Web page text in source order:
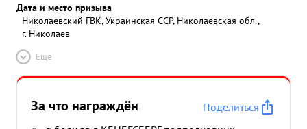
Дата и место призыва
Николаевский ГВК, Украинская ССР, Николаевская обл.,
г. Николаев
Ещё
За что награждён
Поделиться